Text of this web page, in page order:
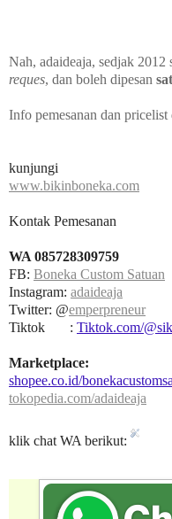
Nah, adaideaja, sedjak 2012
reques, dan boleh dipesan
Info pemesanan dan pricelist
kunjungi
www.bikinboneka.com
Kontak Pemesanan
WA 085728309759
FB: Boneka Custom Satuan
Instagram: adaideaja
Twitter: @emperpreneur
Tiktok : Tiktok.com/
Marketplace:
shopee.co.id/
tokopedia.com/adaideaja
klik chat WA berikut: